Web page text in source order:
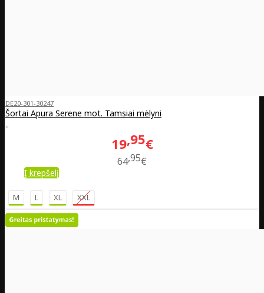
DE20-301-30247
Šortai Apura Serene mot. Tamsiai mėlyni
..
19 95€
6495€
Į krepšelį
M L XL XXL